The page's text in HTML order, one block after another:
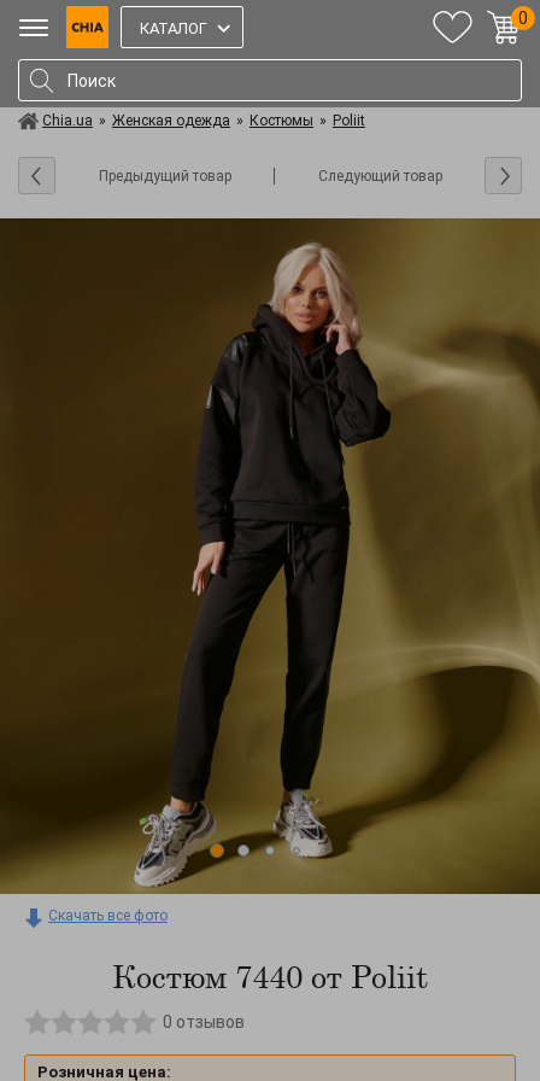
КАТАЛОГ
0
Chia.ua » Женская одежда » Костюмы » Poliit
Предыдущий товар Следующий товар
Скачать все фото
Костюм 7440 от Poliit
0 отзывов
Розничная цена: